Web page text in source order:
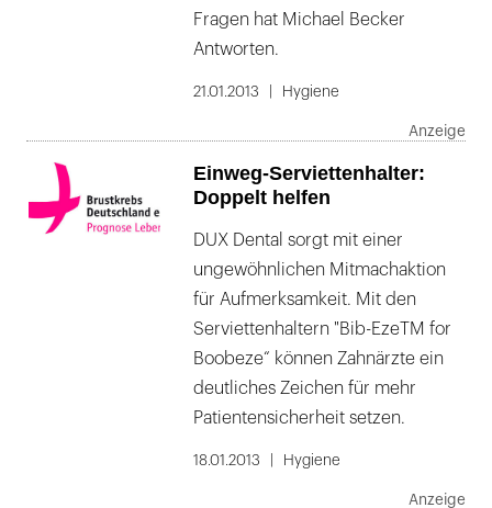
Fragen hat Michael Becker
Antworten.
21.01.2013 Hygiene
Einweg-Serviettenhalter:
Doppelt helfen
DUX Dental sorgt mit einer
ungewöhnlichen Mitmachaktion
für Aufmerksamkeit. Mit den
Serviettenhaltern "Bib-EzeTM for
Boobeze“ können Zahnärzte ein
deutliches Zeichen für mehr
Patientensicherheit setzen.
18.01.2013 Hygiene